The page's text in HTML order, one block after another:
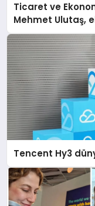
Ticaret ve
Mehmet Ulutaş,
açıklamada
Tencent Hy3